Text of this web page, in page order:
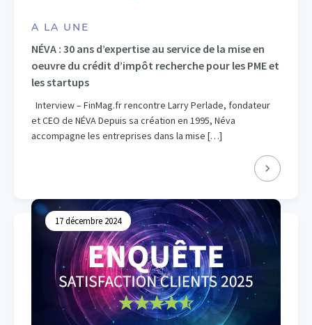
A LA UNE
NÉVA : 30 ans d’expertise au service de la mise en
oeuvre du crédit d’impôt recherche pour les PME et
les startups
Interview – FinMag.fr rencontre Larry Perlade, fondateur
et CEO de NÉVA Depuis sa création en 1995, Néva
accompagne les entreprises dans la mise […]
17 décembre 2024